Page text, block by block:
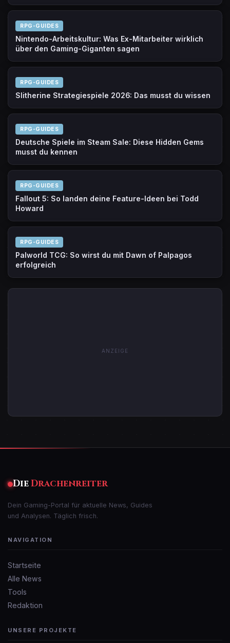
RPG-GUIDES
Nintendo-Arbeitskultur: Was Ex-Mitarbeiter wirklich
über den Gaming-Giganten sagen
RPG-GUIDES
Slitherine Strategiespiele 2026: Das musst du wissen
RPG-GUIDES
Deutsche Spiele im Steam Sale: Diese Hidden Gems
musst du kennen
RPG-GUIDES
Fallout 5: So landen deine Feature-Ideen bei Todd
Howard
RPG-GUIDES
Palworld TCG: So wirst du mit Dawn of Palpagos
erfolgreich
ANZEIGE
DieDrachenreiter
Dein Gaming-Portal für aktuelle News, Guides
und Analysen. Täglich frisch.
NAVIGATION
Startseite
Alle News
Tools
Redaktion
UNSERE PROJEKTE